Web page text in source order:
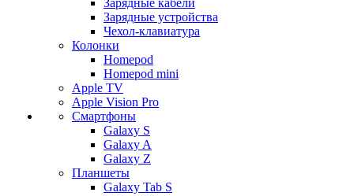
Зарядные кабели
Зарядные устройства
Чехол-клавиатура
Колонки
Homepod
Homepod mini
Apple TV
Apple Vision Pro
Смартфоны
Galaxy S
Galaxy A
Galaxy Z
Планшеты
Galaxy Tab S